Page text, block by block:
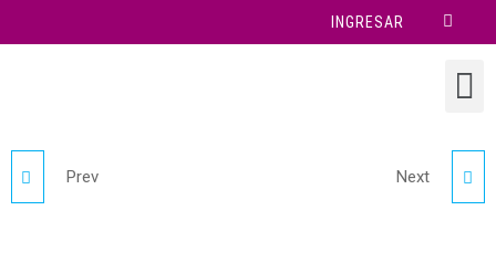
INGRESAR
Prev Next